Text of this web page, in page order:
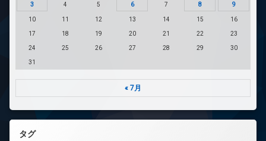
3 4 5 6 7 8 9
10 11 12 13 14 15 16
17 18 19 20 21 22 23
24 25 26 27 28 29 30
31
« 7月
タグ